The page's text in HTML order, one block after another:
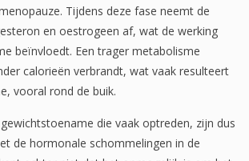
Tijdens deze fase neemt de
en oestrogeen af, wat de werking
beïnvloedt. Een trager metabolisme
calorieën verbrandt, wat vaak resulteert
vooral rond de buik.
die vaak optreden, zijn dus
de hormonale schommelingen in de